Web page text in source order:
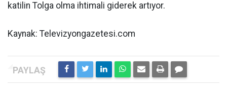
katilin Tolga olma ihtimali giderek artıyor.
Kaynak: Televizyongazetesi.com